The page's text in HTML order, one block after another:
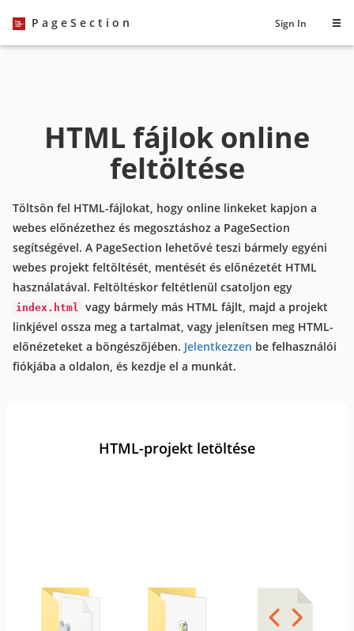
PageSection Sign In
HTML fájlok online
feltöltése
Töltsön fel HTML-fájlokat, hogy online linkeket kapjon a
webes előnézethez és megosztáshoz a PageSection
segítségével. A PageSection lehetővé teszi bármely egyéni
webes projekt feltöltését, mentését és előnézetét HTML
használatával. Feltöltéskor feltétlenül csatoljon egy
index.html vagy bármely más HTML fájlt, majd a projekt
linkjével ossza meg a tartalmat, vagy jelenítsen meg HTML-
előnézeteket a böngészőjében. Jelentkezzen be felhasználói
fiókjába a oldalon, és kezdje el a munkát.
HTML-projekt letöltése